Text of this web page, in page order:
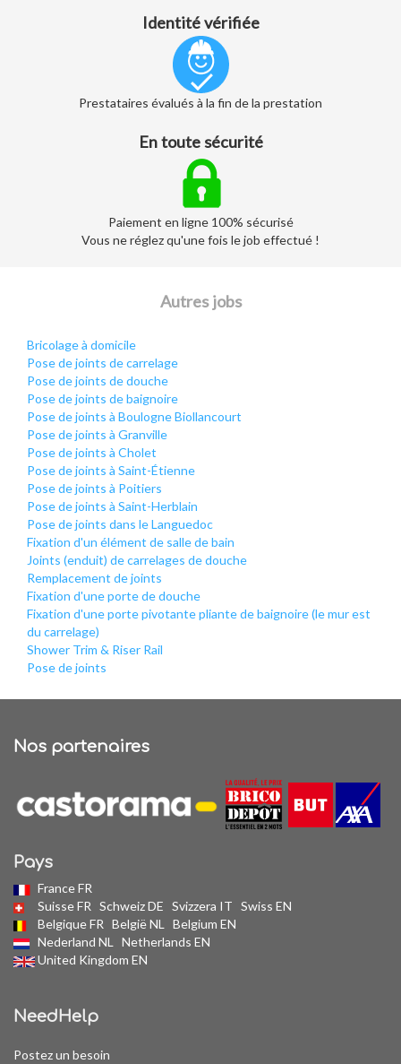
Identité vérifiée
Prestataires évalués à la fin de la prestation
En toute sécurité
Paiement en ligne 100% sécurisé
Vous ne réglez qu'une fois le job effectué !
Autres jobs
Bricolage à domicile
Pose de joints de carrelage
Pose de joints de douche
Pose de joints de baignoire
Pose de joints à Boulogne Biollancourt
Pose de joints à Granville
Pose de joints à Cholet
Pose de joints à Saint-Étienne
Pose de joints à Poitiers
Pose de joints à Saint-Herblain
Pose de joints dans le Languedoc
Fixation d'un élément de salle de bain
Joints (enduit) de carrelages de douche
Remplacement de joints
Fixation d'une porte de douche
Fixation d'une porte pivotante pliante de baignoire (le mur est
du carrelage)
Shower Trim & Riser Rail
Pose de joints
Nos partenaires
Pays
France FR
Suisse FR Schweiz DE Svizzera IT Swiss EN
Belgique FR België NL
Belgium EN
Nederland NL
Netherlands EN
United Kingdom EN
NeedHelp
Postez un besoin